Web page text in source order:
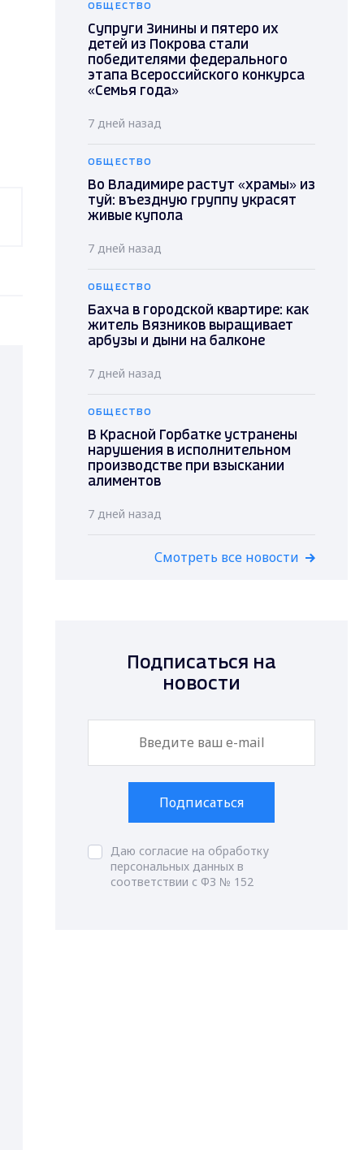
ОБЩЕСТВО
Супруги Зинины и пятеро их
детей из Покрова стали
победителями федерального
этапа Всероссийского конкурса
«Семья года»
7 дней назад
ОБЩЕСТВО
Во Владимире растут «храмы» из
туй: въездную группу украсят
живые купола
7 дней назад
ОБЩЕСТВО
Бахча в городской квартире: как
житель Вязников выращивает
арбузы и дыни на балконе
7 дней назад
ОБЩЕСТВО
В Красной Горбатке устранены
нарушения в исполнительном
производстве при взыскании
алиментов
7 дней назад
Смотреть все новости
Подписаться на
новости
Подписаться
Даю согласие на обработку
персональных данных в
соответствии с ФЗ № 152